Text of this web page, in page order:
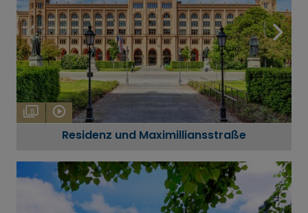
8
Residenz und Maximilliansstraße